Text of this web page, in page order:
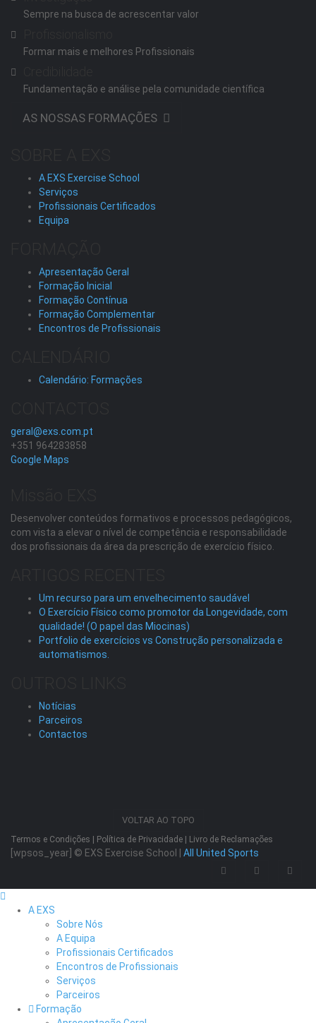
Sempre na busca de acrescentar valor
Formar mais e melhores Profissionais
Fundamentação e análise pela comunidade científica
AS NOSSAS FORMAÇÕES
A EXS Exercise School
Serviços
Profissionais Certificados
Equipa
Apresentação Geral
Formação Inicial
Formação Contínua
Formação Complementar
Encontros de Profissionais
Calendário: Formações
geral@exs.com.pt
+351 964283858
Google Maps
Desenvolver conteúdos formativos e processos pedagógicos,
com vista a elevar o nível de competência e responsabilidade
dos profissionais da área da prescrição de exercício físico.
Um recurso para um envelhecimento saudável
O Exercício Físico como promotor da Longevidade, com
qualidade! (O papel das Miocinas)
Portfolio de exercícios vs Construção personalizada e
automatismos.
Notícias
Parceiros
Contactos
VOLTAR AO TOPO
Termos e Condições Política de Privacidade Livro de Reclamações
[wpsos_year] © EXS Exercise School | All United Sports
A EXS
Sobre Nós
A Equipa
Profissionais Certificados
Encontros de Profissionais
Serviços
Parceiros
Formação